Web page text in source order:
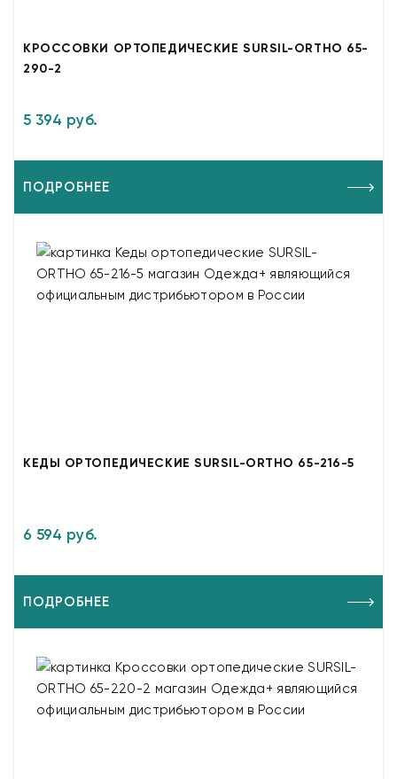
КРОССОВКИ ОРТОПЕДИЧЕСКИЕ SURSIL-ORTHO 65-
290-2
5 394 руб.
ПОДРОБНЕЕ
КЕДЫ ОРТОПЕДИЧЕСКИЕ SURSIL-ORTHO 65-216-5
6 594 руб.
ПОДРОБНЕЕ